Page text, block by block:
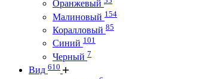
Оранжевый
Малиновый 154
Коралловый 85
Синий 101
Черный 7
Вид 610